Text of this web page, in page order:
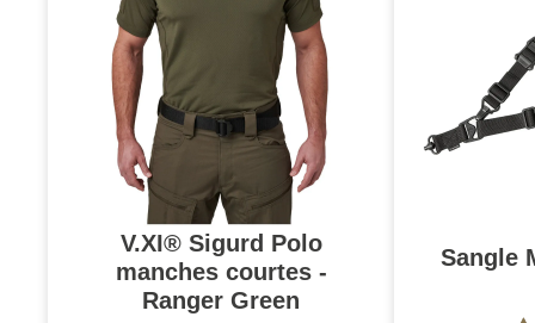
V.XI® Sigurd Polo
manches courtes -
Ranger Green
Sangle